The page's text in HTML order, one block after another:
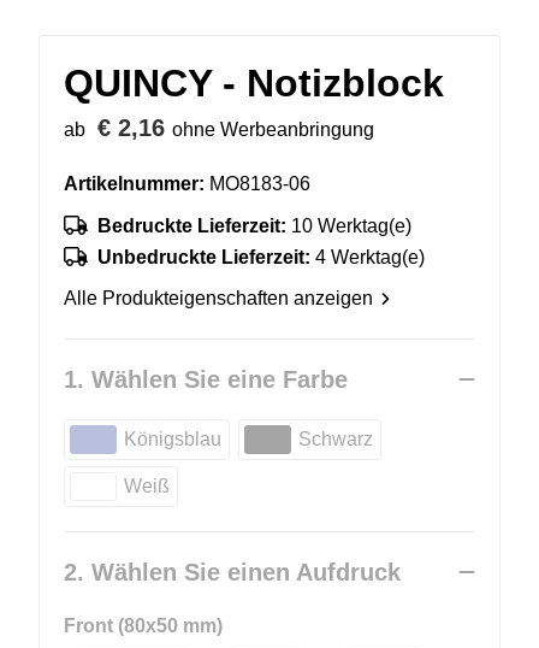
QUINCY - Notizblock
ab € 2,16 ohne Werbeanbringung
Artikelnummer: MO8183-06
Bedruckte Lieferzeit: 10 Werktag(e)
Unbedruckte Lieferzeit: 4 Werktag(e)
Alle Produkteigenschaften anzeigen
1. Wählen Sie eine Farbe
Königsblau Schwarz
Weiß
2. Wählen Sie einen Aufdruck
Front (80x50 mm)